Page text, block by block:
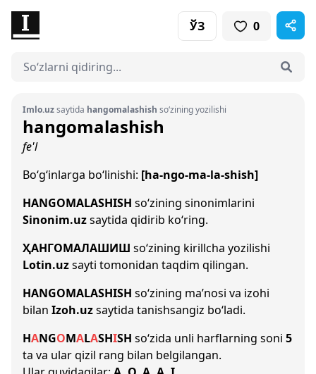
ЎЗ 0
Imlo.uzsaytida hangomalashish so‘zining yozilishi
hangomalashish
fe'l
Bo‘g‘inlarga bo‘linishi: [ha-ngo-ma-la-shish]
HANGOMALASHISH so‘zining sinonimlarini
Sinonim.uzsaytida qidirib ko‘ring.
ҲАНГОМАЛАШИШ so‘zining kirillcha yozilishi
Lotin.uzsayti tomonidan taqdim qilingan.
HANGOMALASHISH so‘zining ma’nosi va izohi
bilan Izoh.uzsaytida tanishsangiz bo‘ladi.
HANGOMALASHISH so‘zida unli harflarning soni 5
ta va ular qizil rang bilan belgilangan.